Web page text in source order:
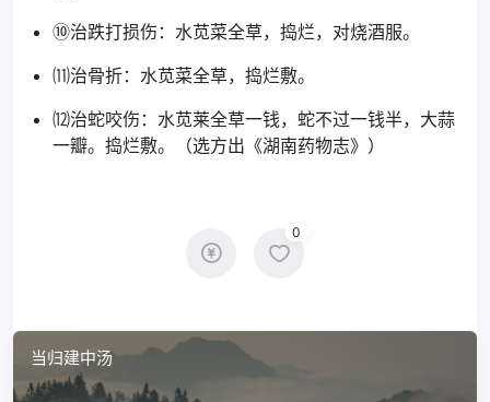
⑩治跌打损伤：水苋菜全草，捣烂，对烧酒服。
⑾治骨折：水苋菜全草，捣烂敷。
⑿治蛇咬伤：水苋莱全草一钱，蛇不过一钱半，大蒜
一瓣。捣烂敷。（选方出《湖南药物志》）
0
当归建中汤